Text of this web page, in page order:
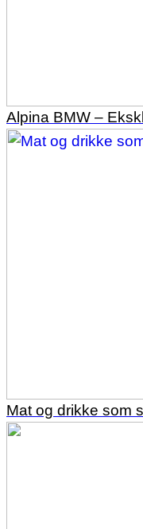
Alpina BMW –
Mat og drikke som